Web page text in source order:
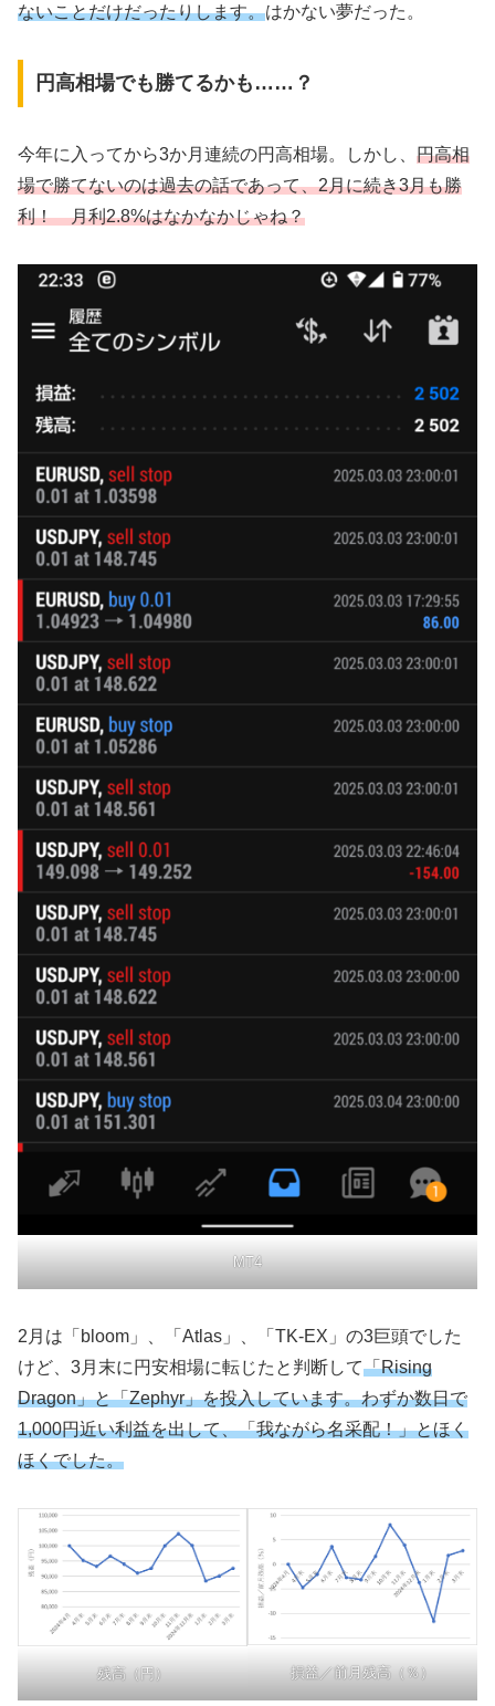
ないことだけだったりします。はかない夢だった。
円高相場でも勝てるかも……？
今年に入ってから3か月連続の円高相場。しかし、 円高相
場で勝てないのは過去の話であって、2月に続き3月も勝
利！ 月利2.8%はなかなかじゃね？
MT4
2月は「bloom」、「Atlas」、「TK-EX」の3巨頭でした
けど、3月末に円安相場に転じたと判断して「Rising
Dragon」と「Zephyr」を投入しています。わずか数日で
1,000円近い利益を出して、「我ながら名采配！」とほく
ほくでした。
残高（円） 損益／前月残高（％）